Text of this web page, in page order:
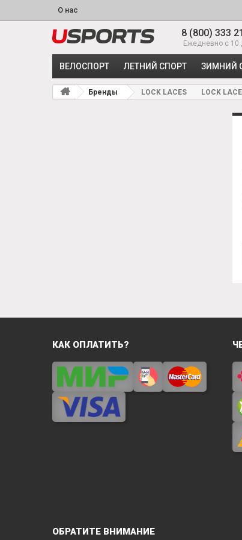
О нас
8 (800) 333
Ежедневно с 10
ВЕЛОСПОРТ ЛЕТНИЙ СПОРТ ЗИМНИЙ
Бренды LOCK LACES LOCK
КАК ОПЛАТИТЬ?
ОБРАТИТЕ ВНИМАНИЕ